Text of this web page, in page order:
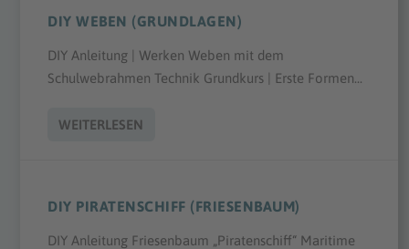
DIY WEBEN (GRUNDLAGEN)
DIY Anleitung | Werken Weben mit dem
Schulwebrahmen Technik Grundkurs | Erste Formen...
WEITERLESEN
DIY PIRATENSCHIFF (FRIESENBAUM)
DIY Anleitung Friesenbaum „Piratenschiff“ Maritime